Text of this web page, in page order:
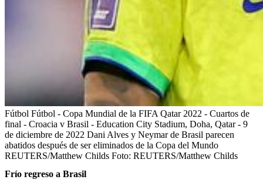
Fútbol Fútbol - Copa Mundial de la FIFA Qatar 2022 - Cuartos de
final - Croacia v Brasil - Education City Stadium, Doha, Qatar - 9
de diciembre de 2022 Dani Alves y Neymar de Brasil parecen
abatidos después de ser eliminados de la Copa del Mundo
REUTERS/Matthew Childs Foto: REUTERS/Matthew Childs
Frío regreso a Brasil